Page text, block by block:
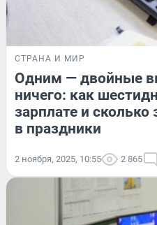
СТРАНА И МИР
Одним — двойные
ничего: как
зарплате и сколько
в праздники
2 ноября, 2025, 10:55 2 865